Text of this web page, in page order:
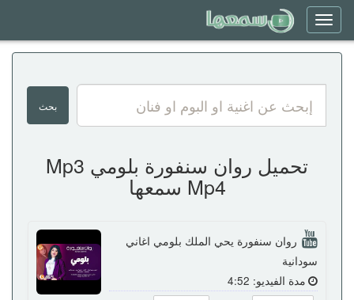
Toggle
navigation
تحميل روان سنفورة بلومي Mp3
Mp4 سمعها
روان سنفورة يحي الملك بلومي اغاني
سودانية
مدة الفيديو: 4:52